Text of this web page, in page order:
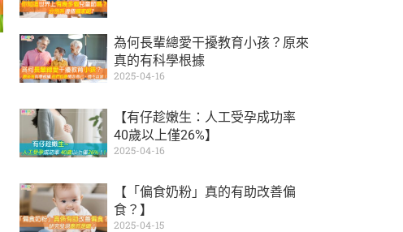
為何長輩總愛干擾教育小孩？原來
真的有科學根據
2025-04-16
【有仔趁嫩生：人工受孕成功率
40歲以上僅26%】
2025-04-16
【「偏食奶粉」真的有助改善偏
食？】
2025-04-15